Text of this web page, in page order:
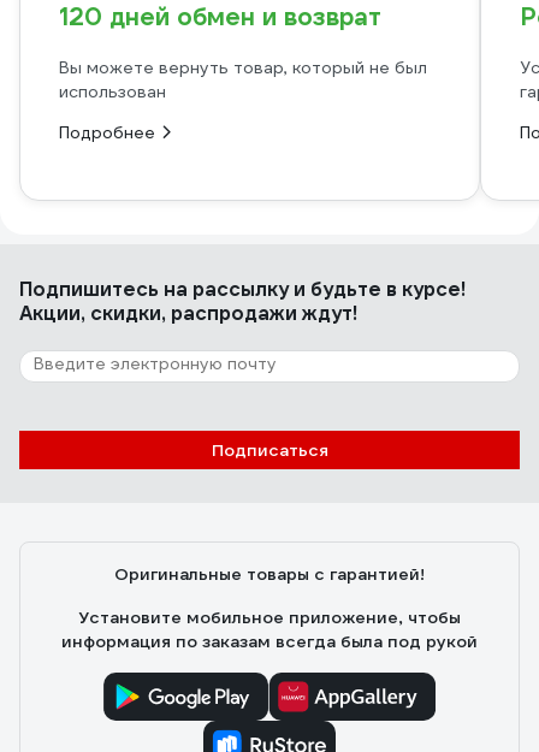
120 дней обмен и возврат
Вы можете вернуть товар, который не был
использован
Подробнее
Подпишитесь на рассылкуи будьте в курсе!
Акции, скидки, распродажи ждут!
Подписаться
Оригинальные товары с гарантией!
Установите мобильное приложение, чтобы
информация по заказам всегда была под рукой